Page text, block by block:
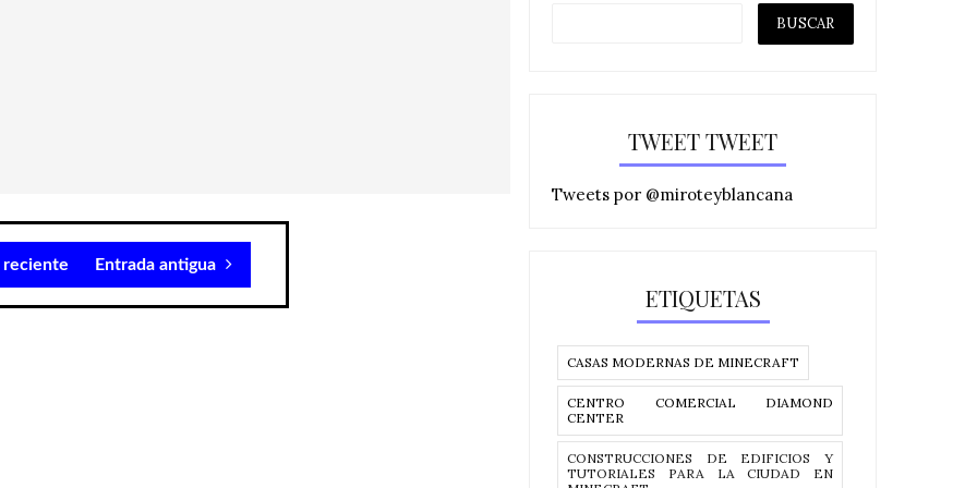
reciente Entrada antigua
TWEET TWEET
Tweets por @miroteyblancana
ETIQUETAS
CASAS MODERNAS DE MINECRAFT
CENTRO COMERCIAL DIAMOND
CENTER
CONSTRUCCIONES DE EDIFICIOS Y
TUTORIALES PARA LA CIUDAD EN